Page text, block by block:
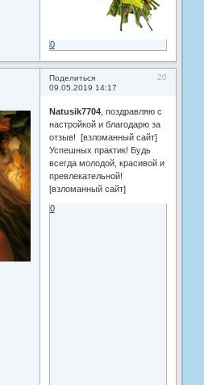
0
Поделиться
20
09.05.2019 14:17
Natusik7704, поздравляю с
настройкой и благодарю за
отзыв! [взломанный сайт]
Успешных практик! Будь
всегда молодой, красивой и
превлекательной!
[взломанный сайт]
0